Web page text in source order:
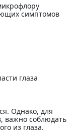
симптомов
глаза
Однако, для
важно соблюдать
из глаза.